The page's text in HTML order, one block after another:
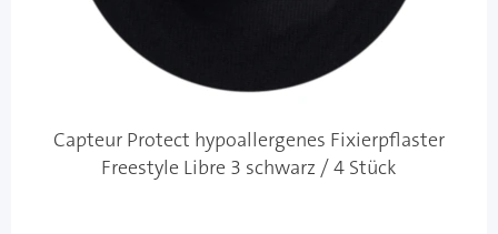
Capteur Protect hypoallergenes Fixierpflaster
Freestyle Libre 3 schwarz / 4 Stück